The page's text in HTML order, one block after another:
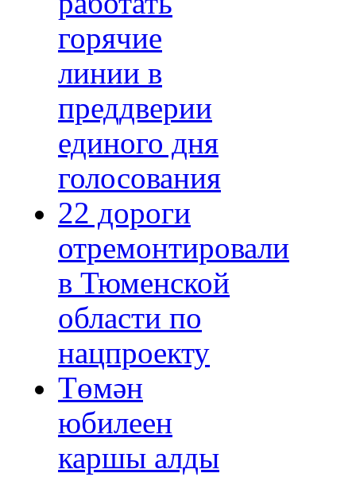
горячие
линии в
преддверии
единого дня
голосования
22 дороги
отремонтировали
в Тюменской
области по
нацпроекту
Төмән
юбилеен
каршы алды